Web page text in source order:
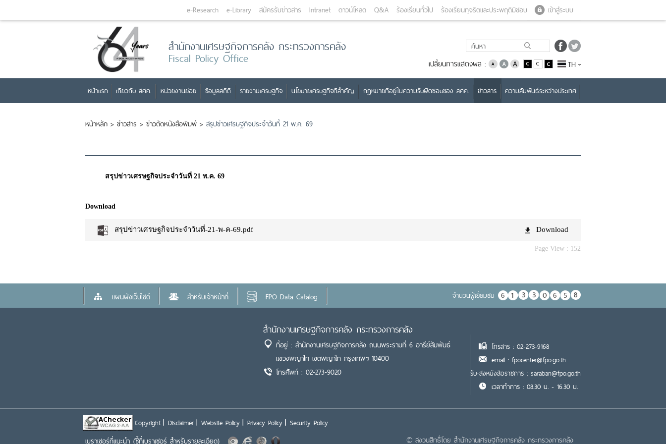
เข้าสู่ระบบ
e-Research e-Library สมัครรับข่าวสาร Intranet ดาวน์โหลด Q&A ร้องเรียนทั่วไป ร้องเรียนทุจริตและประพฤติมิชอบ
สำนักงานเศรษฐกิจการคลัง กระทรวงการคลัง
Fiscal Policy Office เปลี่ยนการแสดงผล : TH
หน้าแรก เกี่ยวกับ สศค. หน่วยงานย่อย ข้อมูลสถิติ รายงานเศรษฐกิจ นโยบายเศรษฐกิจที่สำคัญ กฎหมายที่อยู่ในความรับผิดชอบของ สศค. ข่าวสาร ความสัมพันธ์ระหว่างประเทศ
หน้าหลัก > ข่าวสาร > ข่าวตัดหนังสือพิมพ์ > สรุปข่าวเศรษฐกิจประจำวันที่ 21 พ.ค. 69
สรุปข่าวเศรษฐกิจประจำวันที่ 21 พ.ค. 69
Download
สรุปข่าวเศรษฐกิจประจำวันที่-21-พ-ค-69.pdf Download
Page View : 152
แผนผังเว็บไซต์ สำหรับเจ้าหน้าที่ FPO Data Catalog จำนวนผู้เยื่ยมชม
สำนักงานเศรษฐกิจการคลัง กระทรวงการคลัง
ที่อยู่ : สำนักงานเศรษฐกิจการคลัง ถนนพระรามที่ 6 อารีย์สัมพันธ์
แขวงพญาไท เขตพญาไท กรุงเทพฯ 10400
โทรศัพท์ : 02-273-9020
โทรสาร : 02-273-9168
email : fpocenter@fpo.go.th
รับ-ส่งหนังสือราชการ : saraban@fpo.go.th
เวลาทำการ : 08.30 น. - 16.30 น.
Copyright Disclaimer Website Policy Privacy Policy Security Policy
เบราเซอร์ที่แนะนำ (ชี้ที่เบราเซอร์ สำหรับรายละเอียด) © สงวนสิทธิ์โดย สำนักงานเศรษฐกิจการคลัง กระทรวงการคลัง